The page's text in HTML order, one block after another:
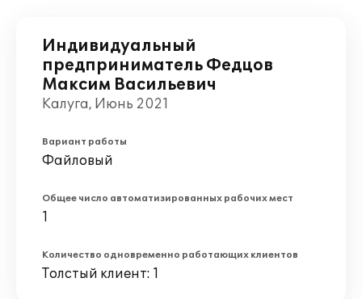
Индивидуальный
предприниматель Федцов
Максим Васильевич
Калуга, Июнь 2021
Вариант работы
Файловый
Общее число автоматизированных рабочих мест
1
Количество одновременно работающих клиентов
Толстый клиент: 1